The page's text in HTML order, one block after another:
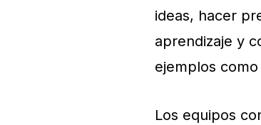
ideas, hacer
aprendizaje y
ejemplos
Los equipos